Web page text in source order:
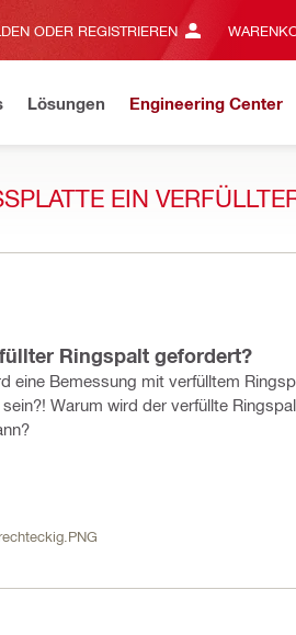
ODER REGISTRIEREN
Lösungen Engineering Center
EIN
Ringspalt gefordert?
eine Bemessung mit verfülltem
Warum wird der verfüllte